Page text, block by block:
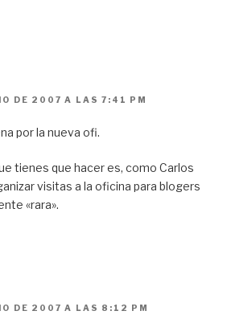
DE 2007 A LAS 7:41 PM
por la nueva ofi.
tienes que hacer es, como Carlos
visitas a la oficina para blogers
«rara».
DE 2007 A LAS 8:12 PM